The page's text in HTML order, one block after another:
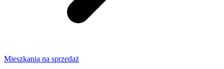
Mieszkania na sprzedaż